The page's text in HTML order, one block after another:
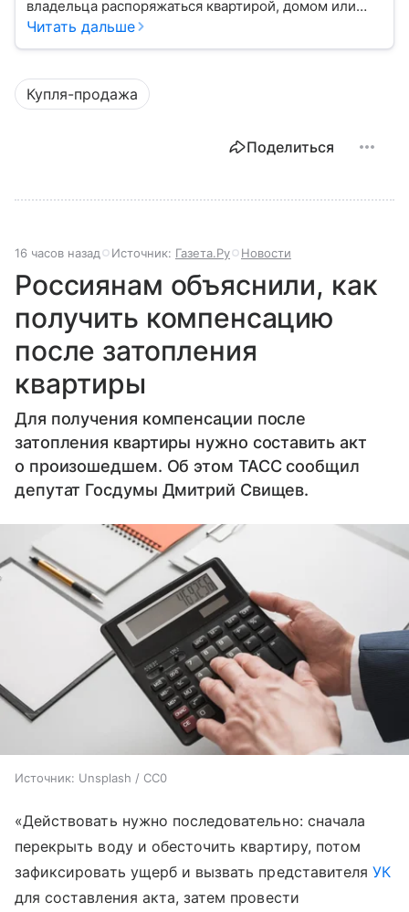
владельца распоряжаться квартирой, домом или
участком: жить, сдавать, продавать, дарить,
Читать дальше
Купля-продажа
Поделиться
16 часов назад Источник: Газета.Ру Новости
Россиянам объяснили, как
получить компенсацию
после затопления
квартиры
Для получения компенсации после
затопления квартиры нужно составить акт
о произошедшем. Об этом ТАСС сообщил
депутат Госдумы Дмитрий Свищев.
Источник: Unsplash / CC0
«Действовать нужно последовательно: сначала
перекрыть воду и обесточить квартиру, потом
зафиксировать ущерб и вызвать представителяУК
для составления акта, затем провести